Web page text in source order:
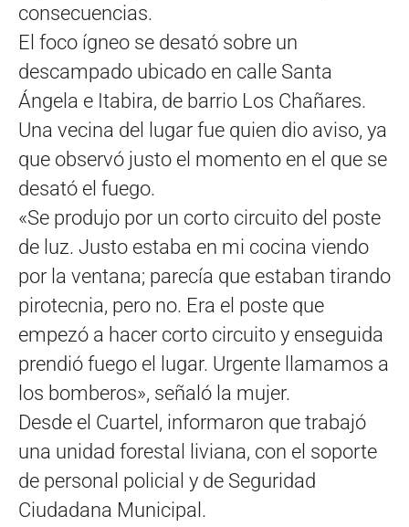
consecuencias.
El foco ígneo se desató sobre un
descampado ubicado en calle Santa
Ángela e Itabira, de barrio Los Chañares.
Una vecina del lugar fue quien dio aviso, ya
que observó justo el momento en el que se
desató el fuego.
«Se produjo por un corto circuito del poste
de luz. Justo estaba en mi cocina viendo
por la ventana; parecía que estaban tirando
pirotecnia, pero no. Era el poste que
empezó a hacer corto circuito y enseguida
prendió fuego el lugar. Urgente llamamos a
los bomberos», señaló la mujer.
Desde el Cuartel, informaron que trabajó
una unidad forestal liviana, con el soporte
de personal policial y de Seguridad
Ciudadana Municipal.